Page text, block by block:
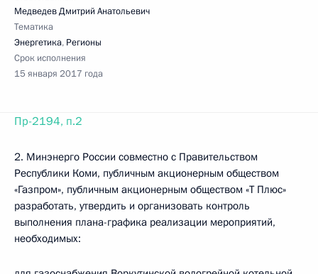
Медведев Дмитрий Анатольевич
Тематика
Энергетика, Регионы
Срок исполнения
15 января 2017 года
Пр-2194, п.2
2. Минэнерго России совместно с Правительством
Республики Коми, публичным акционерным обществом
«Газпром», публичным акционерным обществом «Т Плюс»
разработать, утвердить и организовать контроль
выполнения плана-графика реализации мероприятий,
необходимых: